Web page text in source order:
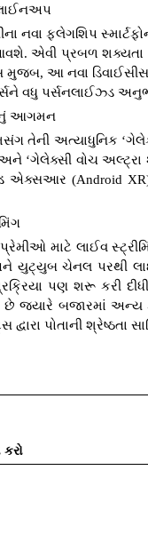
લાઈનઅપ
નવા ફ્લેગશિપ
આવશે. એવી પ્રબળ
મુજબ, આ નવા
પર્સનલાઈઝ્ડ
આગમન
તેની અત્યાધુનિક
‘ગેલેક્સી વોચ
(Android XR)
માટે લાઈવ
ચેનલ પરથી લાઈવ
પ્રક્રિયા પણ શરૂ કરી
જ્યારે બજારમાં અન્ય
પોતાની શ્રેષ્ઠતા